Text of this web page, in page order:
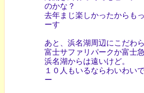
のかな？
去年まじ楽しかったからも
ーす
あと、浜名湖周辺にこだわ
富士サファリパークか富士
浜名湖からは遠いけど。
１０人もいるならわいわい
ー